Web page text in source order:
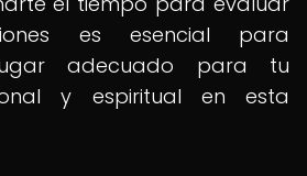
es esencial para
adecuado para tu
y espiritual en esta